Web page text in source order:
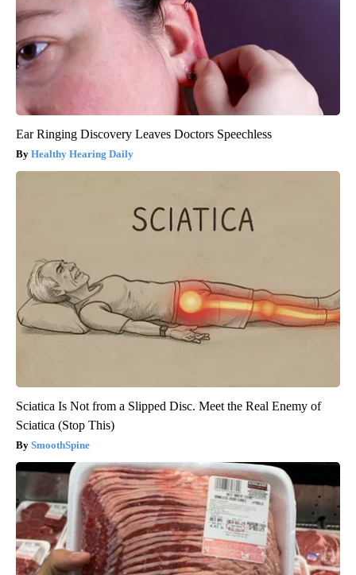
Ear Ringing Discovery Leaves Doctors Speechless
Healthy Hearing Daily
Sciatica Is Not from a Slipped Disc. Meet the Real Enemy of
Sciatica (Stop This)
SmoothSpine